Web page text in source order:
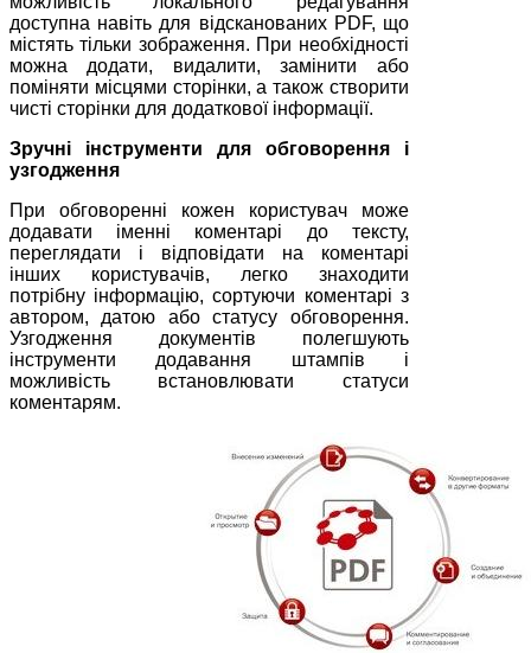
доступна навіть для відсканованих PDF, що
містять тільки зображення. При необхідності
можна додати, видалити, замінити або
поміняти місцями сторінки, а також створити
чисті сторінки для додаткової інформації.
Зручні інструменти для обговорення і
узгодження
При обговоренні кожен користувач може
додавати іменні коментарі до тексту,
переглядати і відповідати на коментарі
інших користувачів, легко знаходити
потрібну інформацію, сортуючи коментарі з
автором, датою або статусу обговорення.
Узгодження документів полегшують
інструменти додавання штампів і
можливість встановлювати статуси
коментарям.